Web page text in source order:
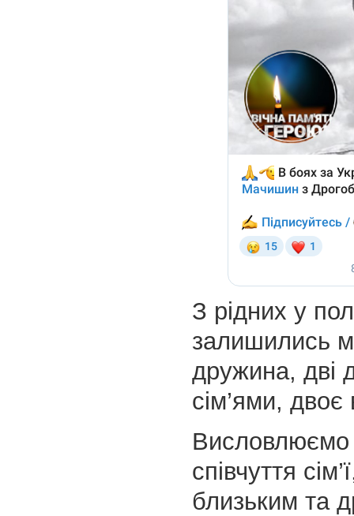
З рідних у
залишились
дружина, дві
сім’ями, двоє
Висловлюємо
співчуття
близьким та